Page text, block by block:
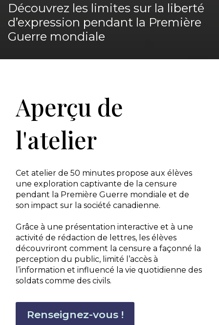
Découvrez les limites sur la liberté
d’expression pendant la Première
Guerre mondiale
Aperçu de
l'atelier
Cet atelier de 50 minutes propose aux élèves
une exploration captivante de la censure
pendant la Première Guerre mondiale et de
son impact sur la société canadienne.
Grâce à une présentation interactive et à une
activité de rédaction de lettres, les élèves
découvriront comment la censure a façonné la
perception du public, limité l’accès à
l’information et influencé la vie quotidienne des
soldats comme des civils.
Renseignez-vous !